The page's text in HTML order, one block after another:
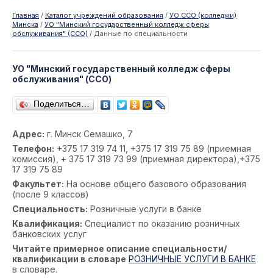
Главная / Каталог учреждений образования / УО ССО (колледжи)
Минска / УО "Минский государственный колледж сферы
обслуживания" (ССО) / Данные по специальности
УО "Минский государственный колледж сферы
обслуживания" (ССО)
Поделиться…
Адрес: г. Минск Семашко, 7
Телефон: +375 17 319 74 11, +375 17 319 75 89 (приемная
комиссия), + 375 17 319 73 99 (приемная директора),+375
17 319 75 89
Факультет: На основе общего базового образования
(после 9 классов)
Специальность: Розничные услуги в банке
Квалификация: Специалист по оказанию розничных
банковских услуг
Читайте примерное описание специальности/
квалификации в словаре РОЗНИЧНЫЕ УСЛУГИ В БАНКЕ
в словаре.